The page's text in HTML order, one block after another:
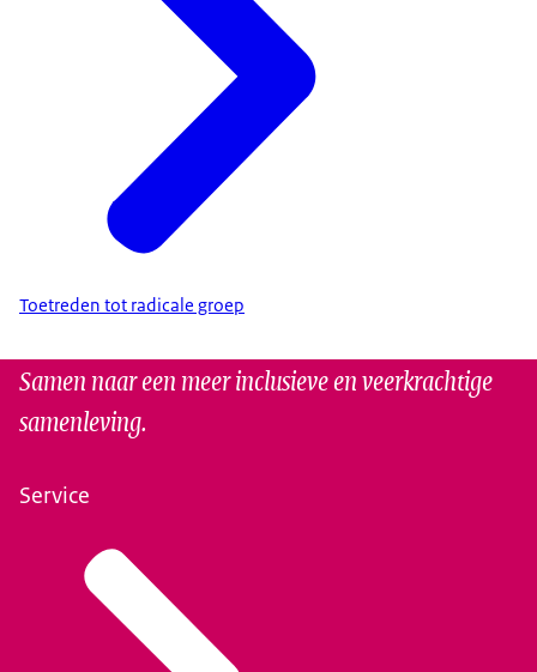
Toetreden tot radicale groep
Samen naar een meer inclusieve en veerkrachtige
samenleving.
Service